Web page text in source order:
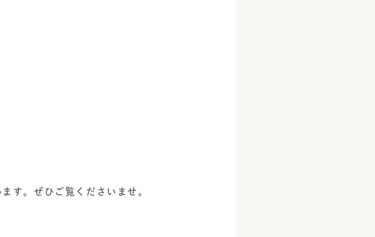
す。ぜひご覧くださいませ。